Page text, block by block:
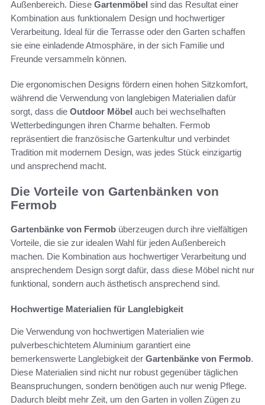
Außenbereich. Diese Gartenmöbel sind das Resultat einer
Kombination aus funktionalem Design und hochwertiger
Verarbeitung. Ideal für die Terrasse oder den Garten schaffen
sie eine einladende Atmosphäre, in der sich Familie und
Freunde versammeln können.
Die ergonomischen Designs fördern einen hohen Sitzkomfort,
während die Verwendung von langlebigen Materialien dafür
sorgt, dass die Outdoor Möbel auch bei wechselhaften
Wetterbedingungen ihren Charme behalten. Fermob
repräsentiert die französische Gartenkultur und verbindet
Tradition mit modernem Design, was jedes Stück einzigartig
und ansprechend macht.
Die Vorteile von Gartenbänken von
Fermob
Gartenbänke von Fermob überzeugen durch ihre vielfältigen
Vorteile, die sie zur idealen Wahl für jeden Außenbereich
machen. Die Kombination aus hochwertiger Verarbeitung und
ansprechendem Design sorgt dafür, dass diese Möbel nicht nur
funktional, sondern auch ästhetisch ansprechend sind.
Hochwertige Materialien für Langlebigkeit
Die Verwendung von hochwertigen Materialien wie
pulverbeschichtetem Aluminium garantiert eine
bemerkenswerte Langlebigkeit der Gartenbänke von Fermob.
Diese Materialien sind nicht nur robust gegenüber täglichen
Beanspruchungen, sondern benötigen auch nur wenig Pflege.
Dadurch bleibt mehr Zeit, um den Garten in vollen Zügen zu